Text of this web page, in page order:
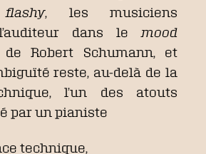
flashy, les musiciens
dans le mood
Robert Schumann, et
reste, au-delà de la
l’un des atouts
par un pianiste
technique,